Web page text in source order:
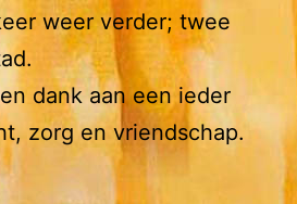
weer verder; twee
dank aan een ieder
zorg en vriendschap.